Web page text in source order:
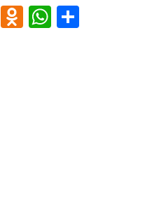
Telegram
Odnoklassniki
WhatsApp